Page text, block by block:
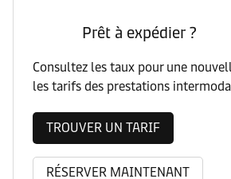
Prêt à expédier ?
Consultez les taux pour une
les tarifs des prestations
TROUVER UN TARIF
RÉSERVER MAINTENANT